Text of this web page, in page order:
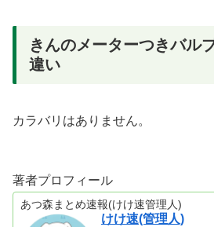
きんのメーターつきバル
違い
カラバリはありません。
著者プロフィール
あつ森まとめ速報(けけ速管理人)
けけ速(管理人)